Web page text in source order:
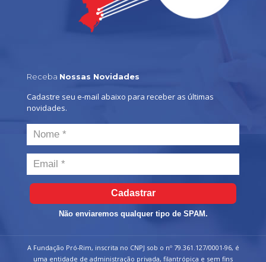
Receba Nossas Novidades
Cadastre seu e-mail abaixo para receber as últimas
novidades.
Cadastrar
Não enviaremos qualquer tipo de SPAM.
A Fundação Pró-Rim, inscrita no CNPJ sob o nº 79.361.127/0001-96, é
uma entidade de administração privada, filantrópica e sem fins